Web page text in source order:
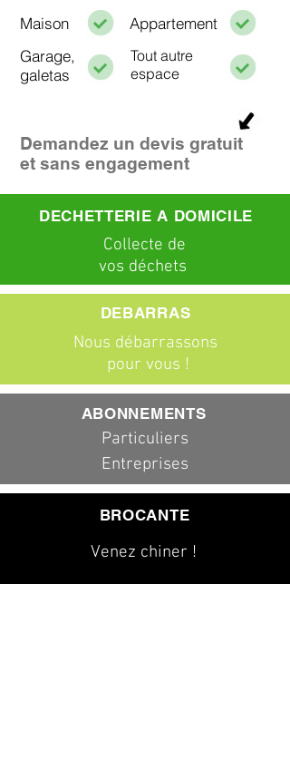
Maison
Appartement
Garage,
galetas
Tout autre
espace
Demandez un devis gratuit
et sans engagement
DECHETTERIE A DOMICILE
Collecte de
vos déchets
Nous débarrassons
pour vous !
DEBARRAS
ABONNEMENTS
Particuliers
Entreprises
BROCANTE
Venez chiner !